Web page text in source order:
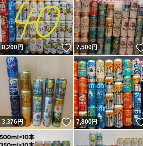
8,200円 いいね！
7,500円
3,376円 いいね！
7,800円